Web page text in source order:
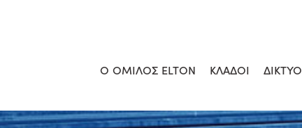
Ο ΟΜΙΛΟΣ ELTON ΚΛΑΔΟΙ ΔΙΚΤΥΟ